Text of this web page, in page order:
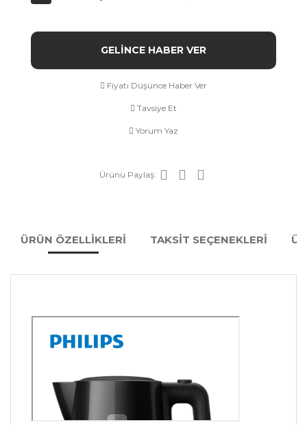
GELİNCE HABER VER
Fiyatı Düşünce Haber Ver
Tavsiye Et
Yorum Yaz
Ürünü Paylaş:
ÜRÜN ÖZELLİKLERİ TAKSİT SEÇENEKLERİ